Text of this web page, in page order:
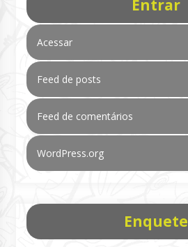
Entrar
Acessar
Feed de posts
Feed de comentários
WordPress.org
Enquete